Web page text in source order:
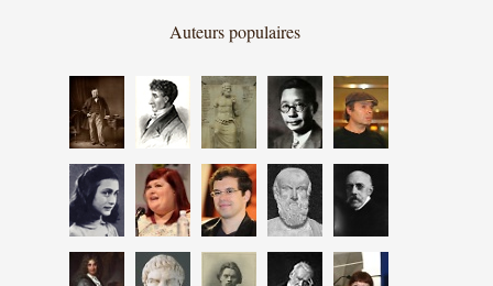
Auteurs populaires